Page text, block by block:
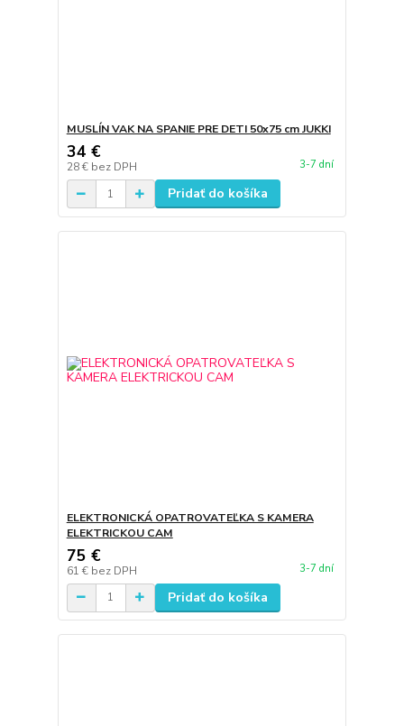
MUSLÍN VAK NA SPANIE PRE DETI 50x75 cm JUKKI
34 €
28 € bez DPH 3-7 dní
Pridať do košíka
ELEKTRONICKÁ OPATROVATEĽKA S KAMERA
ELEKTRICKOU CAM
75 €
61 € bez DPH 3-7 dní
Pridať do košíka